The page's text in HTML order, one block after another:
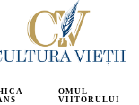
OMUL
VIITORULUI